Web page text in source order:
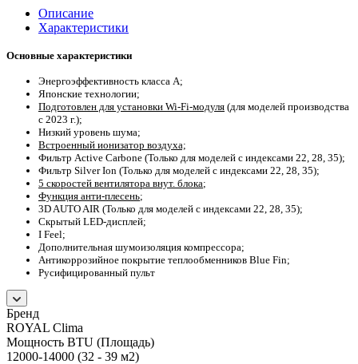
Описание
Характеристики
Основные характеристики
Энергоэффективность класса А;
Японские технологии;
Подготовлен для установки Wi-Fi-модуля (для моделей производства
c 2023 г.);
Низкий уровень шума;
Встроенный ионизатор воздуха;
Фильтр Active Carbone (Только для моделей с индексами 22, 28, 35);
Фильтр Silver Ion (Только для моделей с индексами 22, 28, 35);
5 скоростей вентилятора внут. блока;
Функция анти-плесень;
3D AUTO AIR (Только для моделей с индексами 22, 28, 35);
Скрытый LED-дисплей;
I Feel;
Дополнительная шумоизоляция компрессора;
Антикоррозийное покрытие теплообменников Blue Fin;
Русифицированный пульт
Бренд
ROYAL Clima
Мощность BTU (Площадь)
12000-14000 (32 - 39 м2)